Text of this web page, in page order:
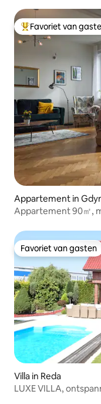
Topfavoriet van
Favoriet van
Appartement in
Appartement 90㎡,
Favoriet van gasten
Favoriet van gasten
Villa in Reda
LUXE VILLA,